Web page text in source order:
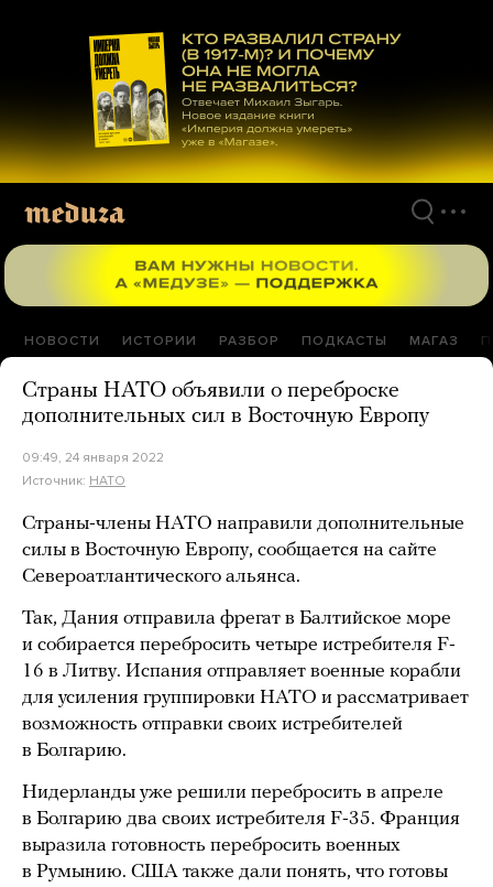
материалам
НОВОСТИ ИСТОРИИ РАЗБОР ПОДКАСТЫ МАГАЗ
Страны НАТО объявили о переброске
дополнительных сил в Восточную Европу
09:49, 24 января 2022
Источник: НАТО
Страны-члены НАТО направили дополнительные
силы в Восточную Европу, сообщается на сайте
Североатлантического альянса.
Так, Дания отправила фрегат в Балтийское море
и собирается перебросить четыре истребителя F-
16 в Литву. Испания отправляет военные корабли
для усиления группировки НАТО и рассматривает
возможность отправки своих истребителей
в Болгарию.
Нидерланды уже решили перебросить в апреле
в Болгарию два своих истребителя F-35. Франция
выразила готовность перебросить военных
в Румынию. США также дали понять, что готовы